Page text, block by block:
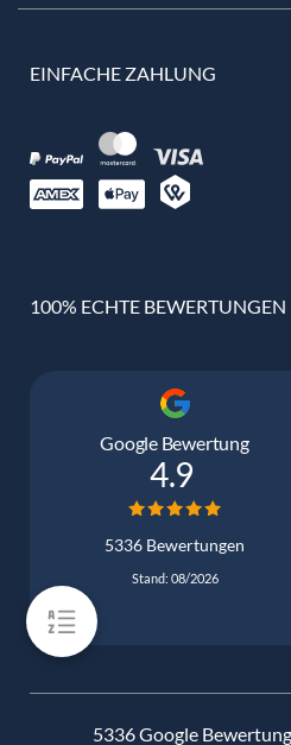
EINFACHE ZAHLUNG
100% ECHTE BEWERTUNGEN
Google Bewertung
4.9
5336 Bewertungen
Stand: 08/2026
5336 Google